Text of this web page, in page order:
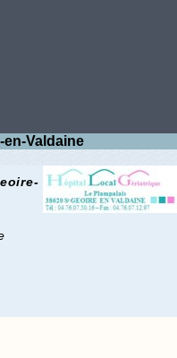
en-Valdaine